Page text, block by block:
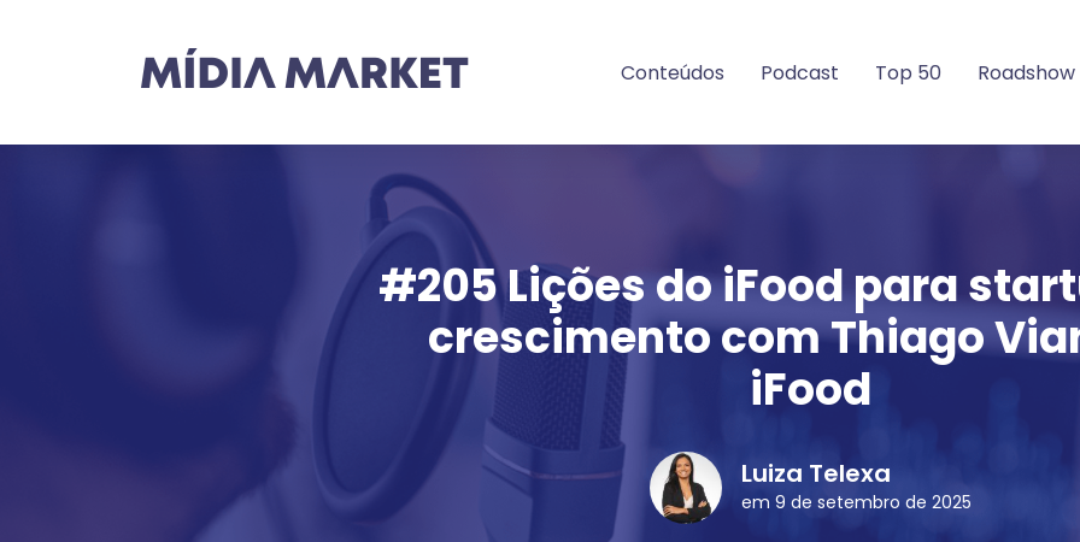
Conteúdos Podcast Top 50 Roadshow
#205 Lições do iFood para
crescimento com Thiago
iFood
Luiza Telexa
em 9 de setembro de 2025